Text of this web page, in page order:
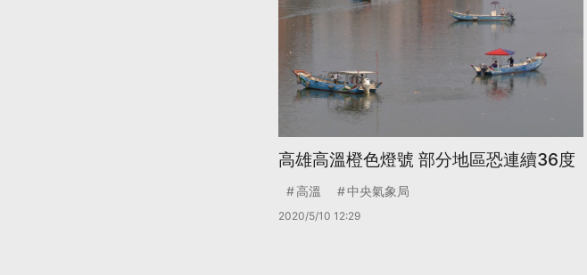
高雄高溫橙色燈號 部分地區恐連續36度
高溫 中央氣象局
2020/5/10 12:29